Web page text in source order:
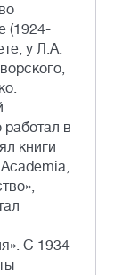
(1924-
у Л.А.
в
книги
С 1934